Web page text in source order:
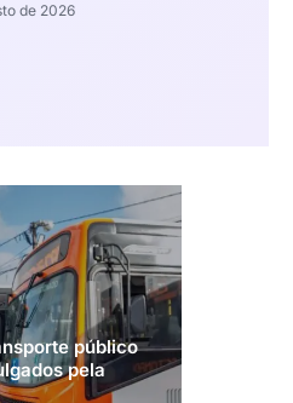
de 2026
público
pela